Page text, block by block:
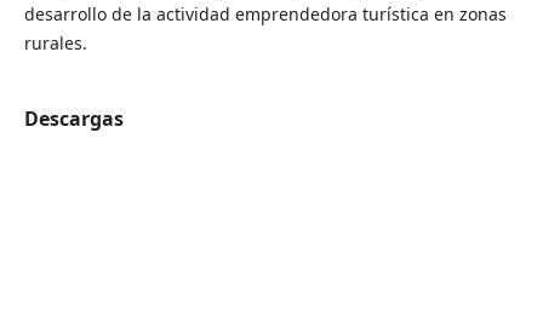
desarrollo de la actividad emprendedora turística en zonas
rurales.
Descargas